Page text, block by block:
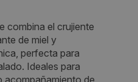
combina el crujiente
de miel y
perfecta para
Ideales para
78